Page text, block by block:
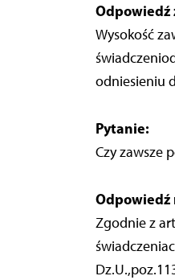
Odpowiedź
Wysokość
odniesieniu
Pytanie:
Czy zawsze
Odpowiedź
Zgodnie z